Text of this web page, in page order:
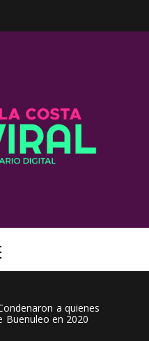
Viral
a quienes
Buenuleo en 2020